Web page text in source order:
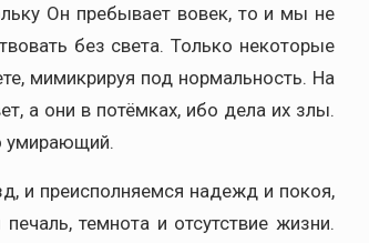
Он пребывает вовек, то и мы не
без света. Только некоторые
мимикрируя под нормальность. На
а они в потёмках, ибо дела их злы.
умирающий.
и преисполняемся надежд и покоя,
темнота и отсутствие жизни.